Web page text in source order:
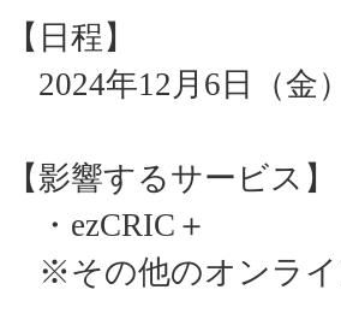
【日程】
2024年12月6日（
【影響するサービス】
・ezCRIC＋
※その他のオンライ